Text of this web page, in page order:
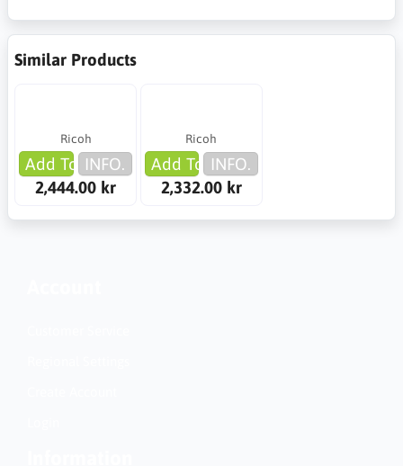
Similar Products
Ricoh
Add To Cart
INFO.
2,444.00 kr
Ricoh
Add To Cart
INFO.
2,332.00 kr